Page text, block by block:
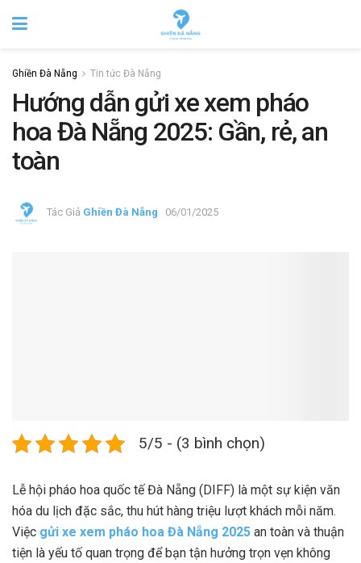
Ghiền Đà Nẵng Tin tức Đà Nẵng
Hướng dẫn gửi xe xem pháo
hoa Đà Nẵng 2025: Gần, rẻ, an
toàn
Tác Giả Ghiền Đà Nẵng 06/01/2025
5/5 - (3 bình chọn)
Lễ hội pháo hoa quốc tế Đà Nẵng (DIFF) là một sự kiện văn
hóa du lịch đặc sắc, thu hút hàng triệu lượt khách mỗi năm.
Việc gửi xe xem pháo hoa Đà Nẵng 2025 an toàn và thuận
tiện là yếu tố quan trọng để bạn tận hưởng trọn vẹn không